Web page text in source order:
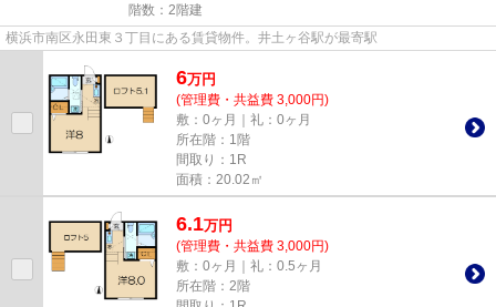
階数：2階建
横浜市南区永田東３丁目にある賃貸物件。井土ヶ谷駅が最寄駅
6万円
(管理費・共益費 3,000円)
敷：0ヶ月｜礼：0ヶ月
所在階：1階
間取り：1R
面積：20.02㎡
6.1万円
(管理費・共益費 3,000円)
敷：0ヶ月｜礼：0.5ヶ月
所在階：2階